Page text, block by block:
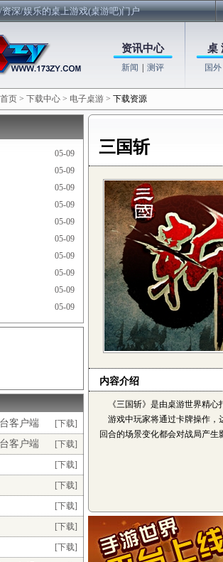
深/娱乐的桌上游戏(桌游吧)门户
资讯中心
新闻 测评
桌
国外
首页 > 下载中心 > 电子桌游 > 下载资源
05-09
05-09
05-09
05-09
05-09
05-09
05-09
05-09
05-09
05-09
[下载]
客户端
[下载]
客户端
[下载]
[下载]
[下载]
[下载]
[下载]
三国斩
内容介绍
《三国斩》是由桌游世界精心
游戏中玩家将通过卡牌操作，
回合的场景变化都会对战局产